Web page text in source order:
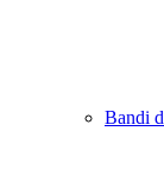
Bandi